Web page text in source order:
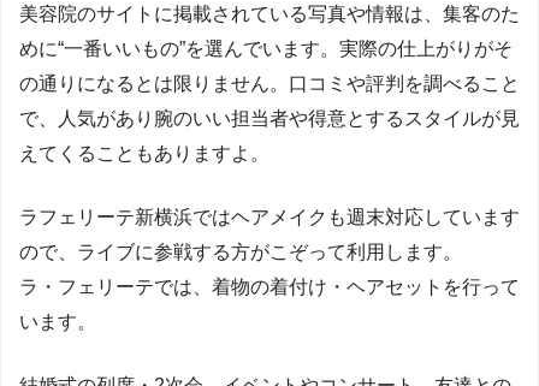
美容院のサイトに掲載されている写真や情報は、集客のた
めに“一番いいもの”を選んでいます。実際の仕上がりがそ
の通りになるとは限りません。口コミや評判を調べること
で、人気があり腕のいい担当者や得意とするスタイルが見
えてくることもありますよ。
ラフェリーテ新横浜ではヘアメイクも週末対応しています
ので、ライブに参戦する方がこぞって利用します。
ラ・フェリーテでは、着物の着付け・ヘアセットを行って
います。